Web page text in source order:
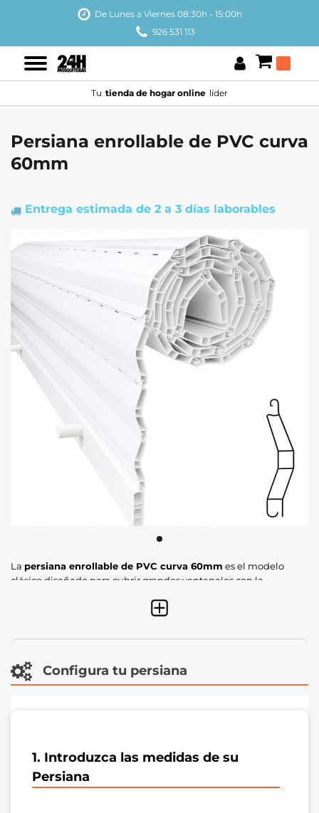
De Lunes a Viernes 08:30h - 15:00h
926 531 113
Tu tienda de hogar online líder
Persiana enrollable de PVC curva
60mm
Entrega estimada de 2 a 3 días laborables
La persiana enrollable de PVC curva 60mm es el modelo
clásico diseñado para cubrir grandes ventanales con la
, permite un enrollamiento óptimo en el cajón,
con un mantenimiento mínimo.
Configura tu persiana
1. Introduzca las medidas de su
Persiana